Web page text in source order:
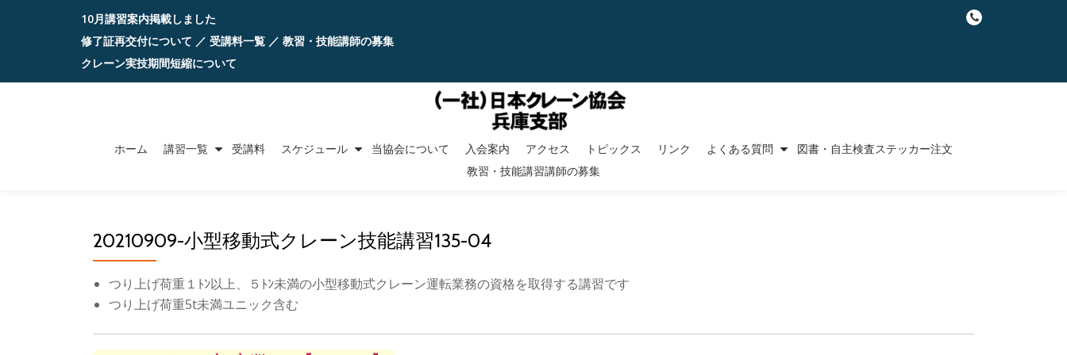
テ
10月講習案内掲載しました
修了証再交付について ／ 受講料一覧 ／ 教習・技能講師の募集
クレーン実技期間短縮について
fa-
ホーム 講習一覧 受講料 スケジュール 当協会について 入会案内 アクセス トピックス リンク よくある質問
図書・自主検査ステッカー注文
教習・技能講習講師の募集
20210909-小型移動式クレーン技能講習135-04
つり上げ荷重１ﾄﾝ以上、５ﾄﾝ未満の小型移動式クレーン運転業務の資格を取得する講習です
つり上げ荷重5t未満ユニック含む